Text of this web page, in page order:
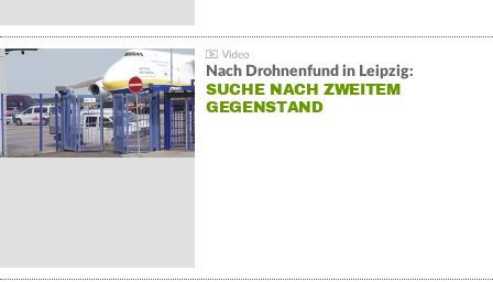
Nach Drohnenfund in Leipzig:
SUCHE NACH ZWEITEM
GEGENSTAND